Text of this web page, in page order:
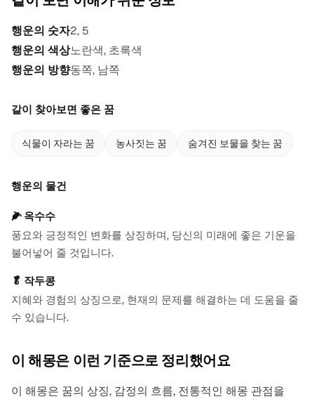
행운의 숫자2, 5
행운의 색상노란색, 초록색
행운의 방향동쪽, 남쪽
같이 찾아보면 좋은 꿈
식물이 자라는 꿈 농사짓는 꿈 숨겨진 보물을 찾는 꿈
행운의 물건
🌽 옥수수
풍요와 긍정적인 변화를 상징하며, 당신의 미래에 좋은 기운을
불어넣어 줄 것입니다.
🥬 작두콩
지혜와 경험의 상징으로, 현재의 문제를 해결하는 데 도움을 줄
수 있습니다.
이 해몽은 이런 기준으로 정리했어요
이 해몽은 꿈의 상징, 감정의 흐름, 전통적인 해몽 관점을